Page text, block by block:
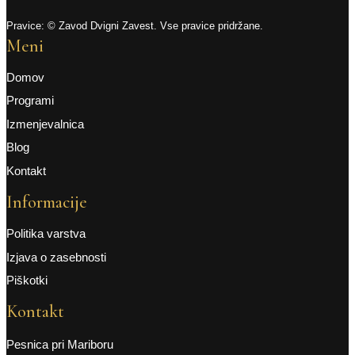
Pravice: © Zavod Dvigni Zavest. Vse pravice pridržane.
Meni
Domov
Programi
Izmenjevalnica
Blog
Kontakt
Informacije
Politika varstva
Izjava o zasebnosti
Piškotki
Kontakt
Pesnica pri Mariboru